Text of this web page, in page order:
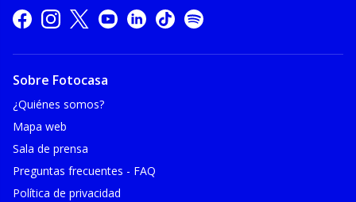
Sobre Fotocasa
¿Quiénes somos?
Mapa web
Sala de prensa
Preguntas frecuentes - FAQ
Política de privacidad